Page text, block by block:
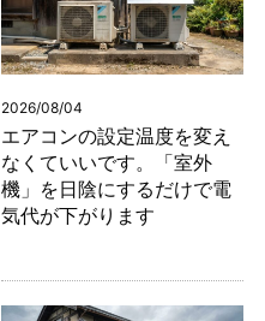
2026/08/04
エアコンの設定温度を変え
なくていいです。「室外
機」を日陰にするだけで電
気代が下がります